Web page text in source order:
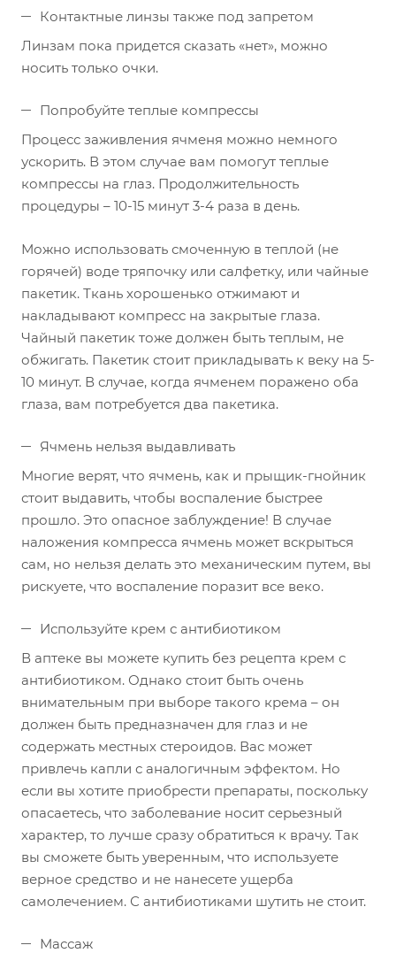
Контактные линзы также под запретом
Линзам пока придется сказать «нет», можно
носить только очки.
Попробуйте теплые компрессы
Процесс заживления ячменя можно немного
ускорить. В этом случае вам помогут теплые
компрессы на глаз. Продолжительность
процедуры – 10-15 минут 3-4 раза в день.
Можно использовать смоченную в теплой (не
горячей) воде тряпочку или салфетку, или чайные
пакетик. Ткань хорошенько отжимают и
накладывают компресс на закрытые глаза.
Чайный пакетик тоже должен быть теплым, не
обжигать. Пакетик стоит прикладывать к веку на 5-
10 минут. В случае, когда ячменем поражено оба
глаза, вам потребуется два пакетика.
Ячмень нельзя выдавливать
Многие верят, что ячмень, как и прыщик-гнойник
стоит выдавить, чтобы воспаление быстрее
прошло. Это опасное заблуждение! В случае
наложения компресса ячмень может вскрыться
сам, но нельзя делать это механическим путем, вы
рискуете, что воспаление поразит все веко.
Используйте крем с антибиотиком
В аптеке вы можете купить без рецепта крем с
антибиотиком. Однако стоит быть очень
внимательным при выборе такого крема – он
должен быть предназначен для глаз и не
содержать местных стероидов. Вас может
привлечь капли с аналогичным эффектом. Но
если вы хотите приобрести препараты, поскольку
опасаетесь, что заболевание носит серьезный
характер, то лучше сразу обратиться к врачу. Так
вы сможете быть уверенным, что используете
верное средство и не нанесете ущерба
самолечением. С антибиотиками шутить не стоит.
Массаж